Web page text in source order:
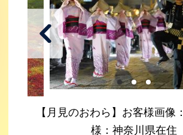
【月見のおわら】お客様画像
様：神奈川県在住